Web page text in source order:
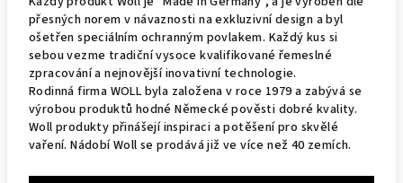
přesných norem v návaznosti naexkluzivní design abyl
ošetřen speciálním ochranným povlakem. Každý kus si
sebou vezme tradičnívysoce kvalifikované řemeslné
zpracování anejnovějšíinovativní technologie.
Rodinná firma WOLL byla založena v roce 1979 a zabývá se
výrobou produktů hodné Německé pověsti dobré kvality.
Woll produkty přinášejíinspiraci a potěšenípro skvělé
vaření. Nádobí Woll se prodává již ve více než 40 zemích.